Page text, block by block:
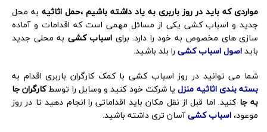
مواردی که باید در روز باربری به یاد داشته باشیم ،حمل اثاثیه به محل
جدید و اسباب کشی یکی از مسائل مهمی است که اقدامات و آماده
سازی های مخصوص به خود را دارد. برای اسباب کشی به محلی جدید
بایداصول اسباب کشی را بلد باشید.
شما می توانید در روز اسباب کشی با کمک کارگران باربری اقدام به
بسته بندی اثاثیه منزلیا شرکت خود کنید و وسایل را توسطکارگران جا
به جا کنید. اما قبل از نقل مکان باید اقداماتی را انجام دهید تا در روز
موعود،اسباب کشیآسان تری داشته باشید.